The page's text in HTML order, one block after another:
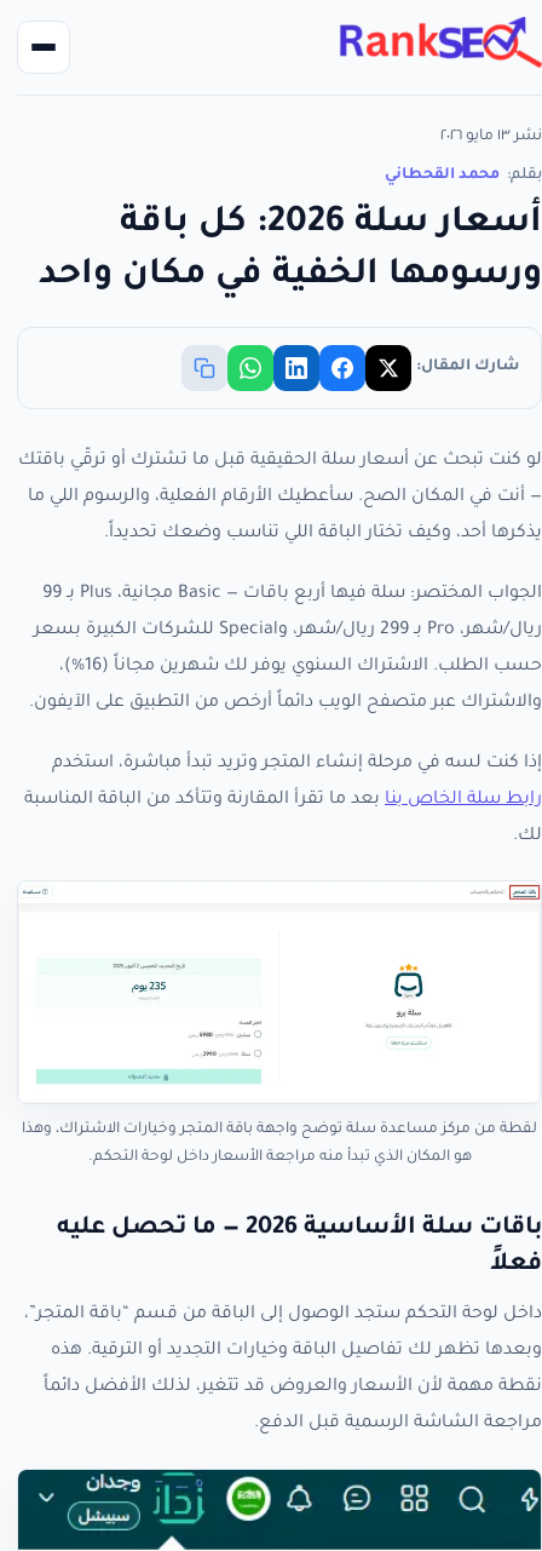
نشر ١٣ مايو ٢٠٢٦
بقلم: محمد القحطاني
أسعار سلة 2026: كل باقة
ورسومها الخفية في مكان واحد
شارك المقال:
لو كنت تبحث عن أسعار سلة الحقيقية قبل ما تشترك أو ترقّي باقتك
— أنت في المكان الصح. سأعطيك الأرقام الفعلية، والرسوم اللي ما
يذكرها أحد، وكيف تختار الباقة اللي تناسب وضعك تحديداً.
الجواب المختصر: سلة فيها أربع باقات — Basic مجانية، Plus بـ 99
ريال/شهر، Pro بـ 299 ريال/شهر، وSpecial للشركات الكبيرة بسعر
حسب الطلب. الاشتراك السنوي يوفر لك شهرين مجاناً (16%)،
والاشتراك عبر متصفح الويب دائماً أرخص من التطبيق على الآيفون.
إذا كنت لسه في مرحلة إنشاء المتجر وتريد تبدأ مباشرة، استخدم
رابط سلة الخاص بنا بعد ما تقرأ المقارنة وتتأكد من الباقة المناسبة
لك.
لقطة من مركز مساعدة سلة توضح واجهة باقة المتجر وخيارات الاشتراك، وهذا
هو المكان الذي تبدأ منه مراجعة الأسعار داخل لوحة التحكم.
باقات سلة الأساسية 2026 — ما تحصل عليه
فعلاً
داخل لوحة التحكم ستجد الوصول إلى الباقة من قسم “باقة المتجر”،
وبعدها تظهر لك تفاصيل الباقة وخيارات التجديد أو الترقية. هذه
نقطة مهمة لأن الأسعار والعروض قد تتغير، لذلك الأفضل دائماً
مراجعة الشاشة الرسمية قبل الدفع.